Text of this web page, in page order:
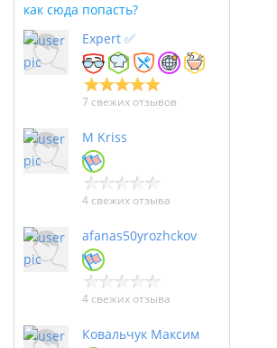
как сюда попасть?
Expert ✅
7 свежих отзывов
M Kriss
4 свежих отзыва
afanas50yrozhckov
4 свежих отзыва
Ковальчук Максим